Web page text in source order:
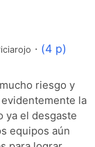
sin Empates.
· (4 p)
riesgo y
la
ya el desgaste
equipos aún